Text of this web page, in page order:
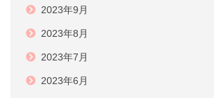
2023年9月
2023年8月
2023年7月
2023年6月